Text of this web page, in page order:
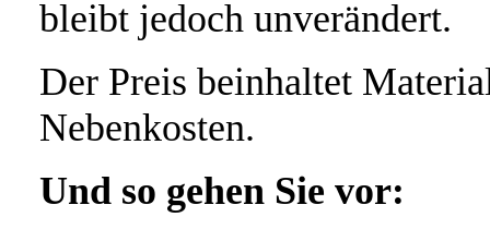
bleibt jedoch unverändert.
Der Preis beinhaltet
Nebenkosten.
Und so gehen Sie vor: